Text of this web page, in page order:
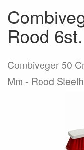
Rood 6st.
Combiveger 50
Mm - Rood